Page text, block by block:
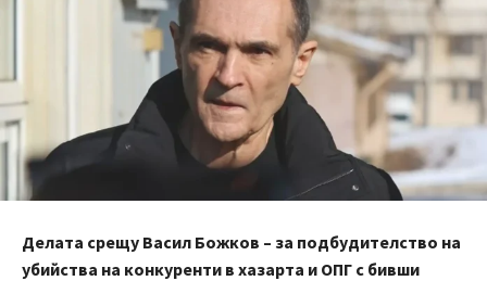
Делата срещу Васил Божков – за подбудителство на
убийства на конкуренти в хазарта и ОПГ с бивши